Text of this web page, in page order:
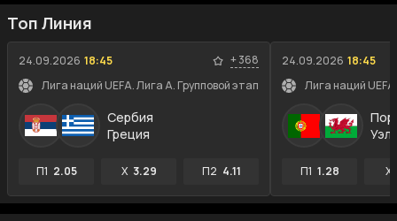
Топ Линия
24.09.2026 18:45 +368
Лига наций UEFA. Лига A. Групповой этап
Сербия
Греция
П1 2.05 X 3.29 П2 4.11
24.09.2026 18:45
Лига наций
П1 1.28 X